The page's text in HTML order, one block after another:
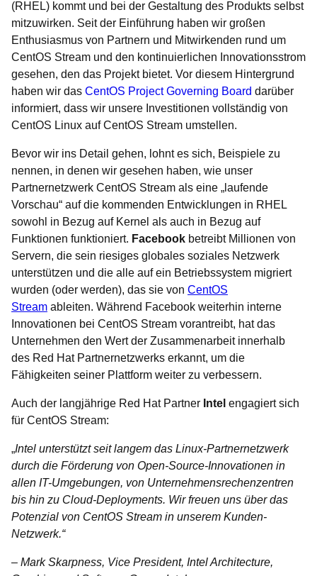
(RHEL) kommt und bei der Gestaltung des Produkts selbst
mitzuwirken. Seit der Einführung haben wir großen
Enthusiasmus von Partnern und Mitwirkenden rund um
CentOS Stream und den kontinuierlichen Innovationsstrom
gesehen, den das Projekt bietet. Vor diesem Hintergrund
haben wir das CentOS Project Governing Board darüber
informiert, dass wir unsere Investitionen vollständig von
CentOS Linux auf CentOS Stream umstellen.
Bevor wir ins Detail gehen, lohnt es sich, Beispiele zu
nennen, in denen wir gesehen haben, wie unser
Partnernetzwerk CentOS Stream als eine „laufende
Vorschau“ auf die kommenden Entwicklungen in RHEL
sowohl in Bezug auf Kernel als auch in Bezug auf
Funktionen funktioniert. Facebook betreibt Millionen von
Servern, die sein riesiges globales soziales Netzwerk
unterstützen und die alle auf ein Betriebssystem migriert
wurden (oder werden), das sie von CentOS
Stream ableiten. Während Facebook weiterhin interne
Innovationen bei CentOS Stream vorantreibt, hat das
Unternehmen den Wert der Zusammenarbeit innerhalb
des Red Hat Partnernetzwerks erkannt, um die
Fähigkeiten seiner Plattform weiter zu verbessern.
Auch der langjährige Red Hat Partner Intel engagiert sich
für CentOS Stream:
„Intel unterstützt seit langem das Linux-Partnernetzwerk
durch die Förderung von Open-Source-Innovationen in
allen IT-Umgebungen, von Unternehmensrechenzentren
bis hin zu Cloud-Deployments. Wir freuen uns über das
Potenzial von CentOS Stream in unserem Kunden-
Netzwerk.“
– Mark Skarpness, Vice President, Intel Architecture,